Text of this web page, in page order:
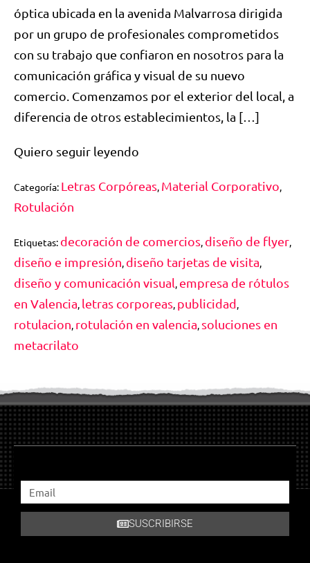
óptica ubicada en la avenida Malvarrosa dirigida
por un grupo de profesionales comprometidos
con su trabajo que confiaron en nosotros para la
comunicación gráfica y visual de su nuevo
comercio. Comenzamos por el exterior del local, a
diferencia de otros establecimientos, la […]
Quiero seguir leyendo
Categoría: Letras Corpóreas, Material Corporativo,
Rotulación
Etiquetas: decoración de comercios, diseño de flyer,
diseño e impresión, diseño tarjetas de visita,
diseño y comunicación visual, empresa de rótulos
en Valencia, letras corporeas, publicidad,
rotulacion, rotulación en valencia, soluciones en
metacrilato
SUSCRIBIRSE